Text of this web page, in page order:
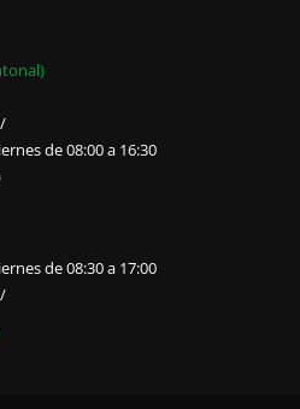
de 08:00 a 16:30
de 08:30 a 17:00